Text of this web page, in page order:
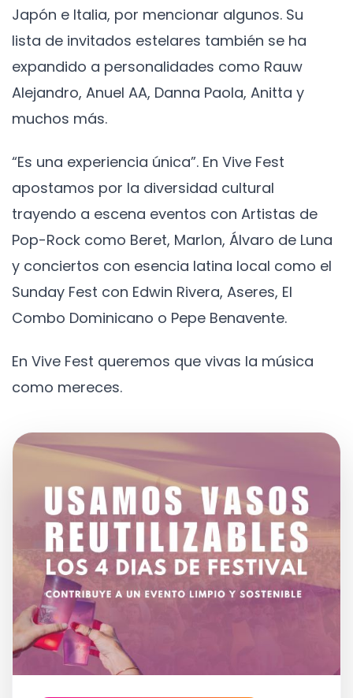
Japón e Italia, por mencionar algunos. Su
lista de invitados estelares también se ha
expandido a personalidades como Rauw
Alejandro, Anuel AA, Danna Paola, Anitta y
muchos más.
“Es una experiencia única”. En Vive Fest
apostamos por la diversidad cultural
trayendo a escena eventos con Artistas de
Pop-Rock como Beret, Marlon, Álvaro de Luna
y conciertos con esencia latina local como el
Sunday Fest con Edwin Rivera, Aseres, El
Combo Dominicano o Pepe Benavente.
En Vive Fest queremos que vivas la música
como mereces.